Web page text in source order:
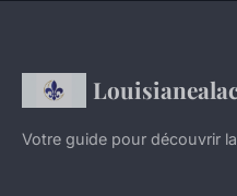
Votre guide pour découvrir